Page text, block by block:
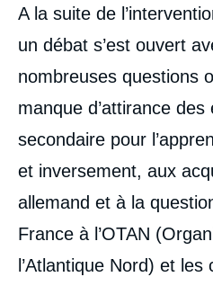
A la suite de
un débat s’est ouvert
nombreuses questions
manque d’attirance
secondaire pour
et inversement, aux
allemand et à la
France à l’OTAN
l’Atlantique Nord) et